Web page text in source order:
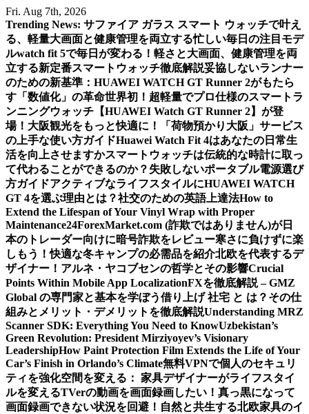
Skip
to
content
Fri. Aug 7th, 2026
Trending News: サファイア ガラス スマート ウォッチで叶え
る、軽量大画面と健康管理を両立する忙しい毎日の注目モデ
ルwatch fit 5で毎日が変わる！軽さと大画面、健康管理を両
立する新定番スマートウォッチ徹底解説妥協しないランナー
のための新基準：HUAWEI WATCH GT Runner 2がもたら
す「数値化」の革命世界初！超軽量でプロ仕様のスマートラ
ンニングウォッチ【HUAWEI Watch GT Runner 2】が登
場！ 大阪観光をもっと快適に！「荷物預かり大阪」サービス
の上手な使い方ガイドHuawei Watch Fit 4はあなたの日常生
活を向上させますかスマートウォッチは伝統的な時計に取っ
て代わることができるのか？ 失敗しないポータブル電源選び
方ガイドアクティブなライフスタイルにHUAWEI WATCH
GT 4を選ぶ理由とは？社交のための英語上達法How to
Extend the Lifespan of Your Vinyl Wrap with Proper
Maintenance24ForexMarket.com (詐欺ではありません)が日
本のトレーダー向けに暗号詐欺をレビュー寒さに負けずに楽
しもう！快適な冬キャンプの必需品を紹介北欧を代表するデ
ザイナー！アルネ・ヤコブセンの哲学とその影響Crucial
Points Within Mobile App LocalizationFXを徹底解説 – GMZ
Global の専門家と基本を学ぼう借り上げ 社宅 と は？その仕
組みとメリット・デメリットを徹底解説Understanding MRZ
Scanner SDK: Everything You Need to KnowUzbekistan’s
Green Revolution: President Mirziyoyev’s Visionary
LeadershipHow Paint Protection Film Extends the Life of Your
Car’s Finish in Orlando’s Climate無料VPNで個人のセキュリ
ティを強化空間を変える： 家具デザイナーがライフスタイ
ルを変えるTVerの動画を画面録画したい！真っ黒になって
画面録画できない状況を回避！ 自然と共生する北欧家具のイ